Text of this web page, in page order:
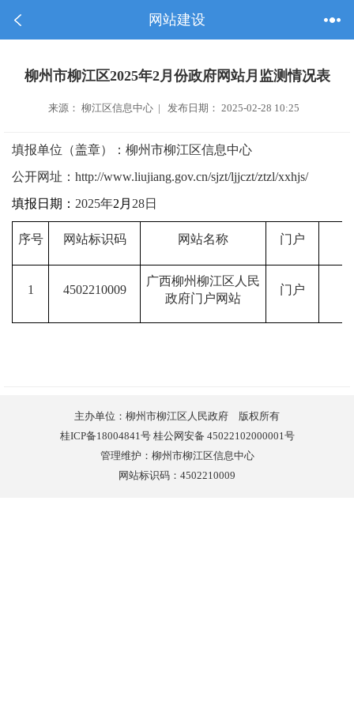
网站建设
柳州市柳江区2025年2月份政府网站月监测情况表
来源： 柳江区信息中心 | 发布日期： 2025-02-28 10:25
填报单位（盖章）：柳州市柳江区信息中心
公开网址： http://www.liujiang.gov.cn/sjzt/ljjczt/ztzl/xxhjs/
填报日期： 2025年2 月 28日
序号 网站标识码 网站名称 门户
1 4502210009
广西柳州柳江区人民
政府门户网站
门户
主办单位：柳州市柳江区人民政府 版权所有
桂ICP备18004841号 桂公网安备 45022102000001号
管理维护：柳州市柳江区信息中心
网站标识码：4502210009